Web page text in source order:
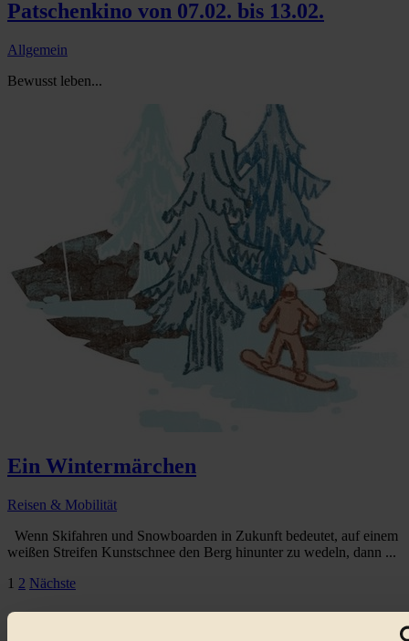
Patschenkino von 07.02. bis 13.02.
Allgemein
Bewusst leben...
Ein Wintermärchen
Reisen & Mobilität
Wenn Skifahren und Snowboarden in Zukunft bedeutet, auf einem
weißen Streifen Kunstschnee den Berg hinunter zu wedeln, dann ...
Seitennummerierung
der
1 2 Nächste